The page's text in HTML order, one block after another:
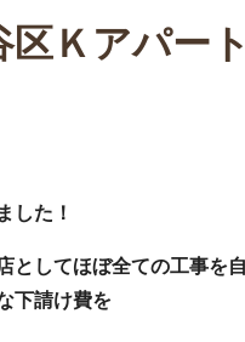
区Ｋアパー
した！
としてほぼ全ての工事を
下請け費を